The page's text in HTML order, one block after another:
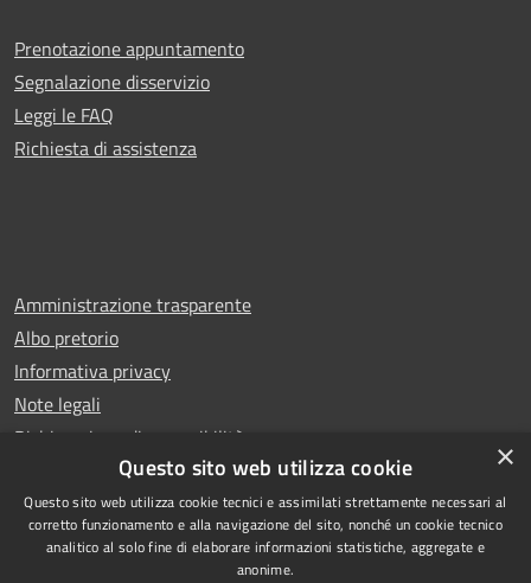
Prenotazione appuntamento
Segnalazione disservizio
Leggi le FAQ
Richiesta di assistenza
Amministrazione trasparente
Albo pretorio
Informativa privacy
Note legali
Dichiarazione di accessibilità
RSS
Copyright © 2026 • Comune di
×
Questo sito web utilizza cookie
Questo sito web utilizza cookie tecnici e assimilati strettamente necessari al
corretto funzionamento e alla navigazione del sito, nonché un cookie tecnico
analitico al solo fine di elaborare informazioni statistiche, aggregate e
anonime.